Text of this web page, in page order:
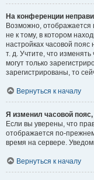
На конференции
Возможно, отображается
не к тому, в котором
настройках часовой пояс
т. д. Учтите, что
могут только
зарегистрированы, то
Вернуться к началу
Я изменил часовой
Если вы уверены, что
отображается по-
время на сервере.
Вернуться к началу